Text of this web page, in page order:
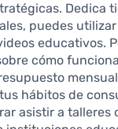
Dedica
puedes
educativos.
cómo
hábitos de
asistir a talleres